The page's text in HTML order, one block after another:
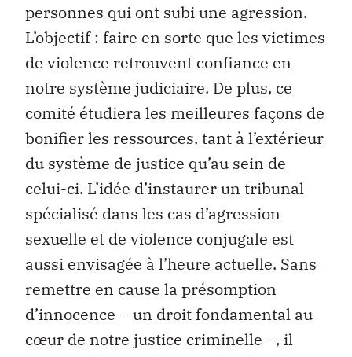
personnes qui ont subi une agression.
L’objectif : faire en sorte que les victimes
de violence retrouvent confiance en
notre système judiciaire. De plus, ce
comité étudiera les meilleures façons de
bonifier les ressources, tant à l’extérieur
du système de justice qu’au sein de
celui-ci. L’idée d’instaurer un tribunal
spécialisé dans les cas d’agression
sexuelle et de violence conjugale est
aussi envisagée à l’heure actuelle. Sans
remettre en cause la présomption
d’innocence – un droit fondamental au
cœur de notre justice criminelle –, il